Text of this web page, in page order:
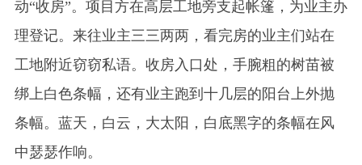
动“收房”。项目方在高层工地旁支起帐篷，为业主办
理登记。来往业主三三两两，看完房的业主们站在
工地附近窃窃私语。收房入口处，手腕粗的树苗被
绑上白色条幅，还有业主跑到十几层的阳台上外抛
条幅。蓝天，白云，大太阳，白底黑字的条幅在风
中瑟瑟作响。